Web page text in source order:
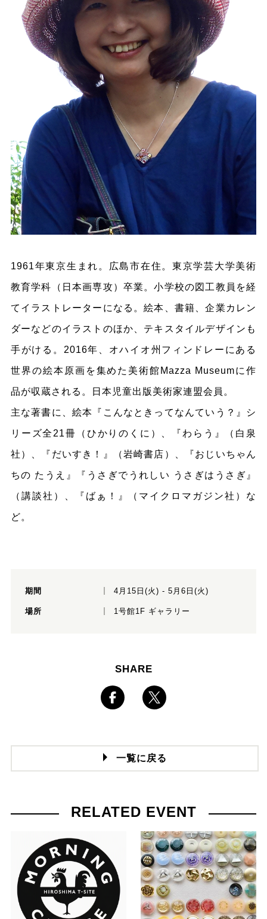
1961年東京生まれ。広島市在住。東京学芸大学美術
教育学科（日本画専攻）卒業。小学校の図工教員を経
てイラストレーターになる。絵本、書籍、企業カレン
ダーなどのイラストのほか、テキスタイルデザインも
手がける。2016年、オハイオ州フィンドレーにある
世界の絵本原画を集めた美術館Mazza Museumに作
品が収蔵される。日本児童出版美術家連盟会員。
主な著書に、絵本『こんなときってなんていう？』シ
リーズ全21冊（ひかりのくに）、『わらう』（白泉
社）、『だいすき！』（岩崎書店）、『おじいちゃん
ちの たうえ』『うさぎでうれしい うさぎはうさぎ』
（講談社）、『ばぁ！』（マイクロマガジン社）な
ど。
期間 4月15日(火) - 5月6日(火)
場所 1号館1F ギャラリー
SHARE
一覧に戻る
RELATED EVENT